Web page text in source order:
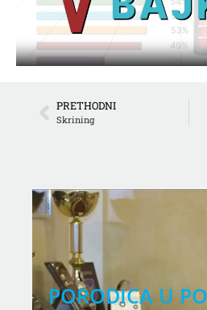
PRETHODNI
Skrining
PORODICA U